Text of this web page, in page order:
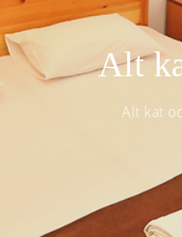
Alt
Alt kat